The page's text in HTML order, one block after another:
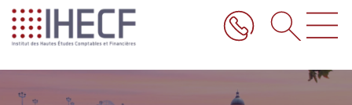
Aller
au
contenu